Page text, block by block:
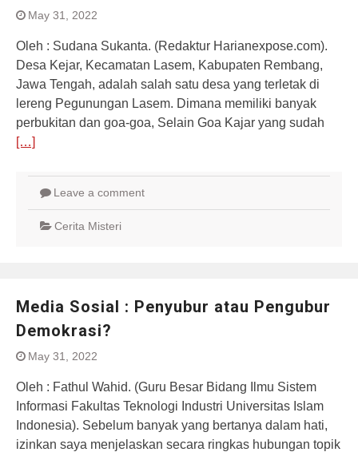
May 31, 2022
Oleh : Sudana Sukanta. (Redaktur Harianexpose.com).
Desa Kejar, Kecamatan Lasem, Kabupaten Rembang,
Jawa Tengah, adalah salah satu desa yang terletak di
lereng Pegunungan Lasem. Dimana memiliki banyak
perbukitan dan goa-goa, Selain Goa Kajar yang sudah
[…]
Leave a comment
Cerita Misteri
Media Sosial : Penyubur atau Pengubur
Demokrasi?
May 31, 2022
Oleh : Fathul Wahid. (Guru Besar Bidang Ilmu Sistem
Informasi Fakultas Teknologi Industri Universitas Islam
Indonesia). Sebelum banyak yang bertanya dalam hati,
izinkan saya menjelaskan secara ringkas hubungan topik